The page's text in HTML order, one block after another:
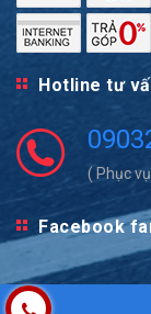
Hotline tư
( Phục
Facebook